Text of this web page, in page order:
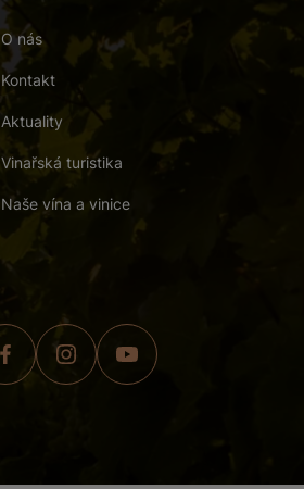
O nás
Kontakt
Aktuality
Vinařská turistika
Naše vína a vinice